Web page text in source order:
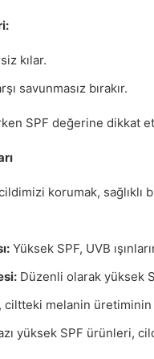
kılar.
savunmasız bırakır.
SPF değerine dikkat
cildimizi korumak,
Yüksek SPF, UVB
Düzenli olarak yüksek
ciltteki melanin
yüksek SPF ürünleri,